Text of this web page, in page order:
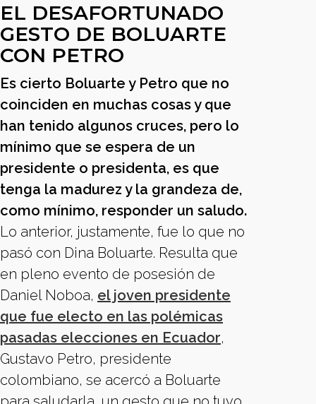
EL DESAFORTUNADO
GESTO DE BOLUARTE
CON PETRO
Es cierto Boluarte y Petro que no
coinciden en muchas cosas y que
han tenido algunos cruces, pero lo
mínimo que se espera de un
presidente o presidenta, es que
tenga la madurez y la grandeza de,
como mínimo, responder un saludo.
Lo anterior, justamente, fue lo que no
pasó con Dina Boluarte. Resulta que
en pleno evento de posesión de
Daniel Noboa, el joven presidente
que fue electo en las polémicas
pasadas elecciones en Ecuador,
Gustavo Petro, presidente
colombiano, se acercó a Boluarte